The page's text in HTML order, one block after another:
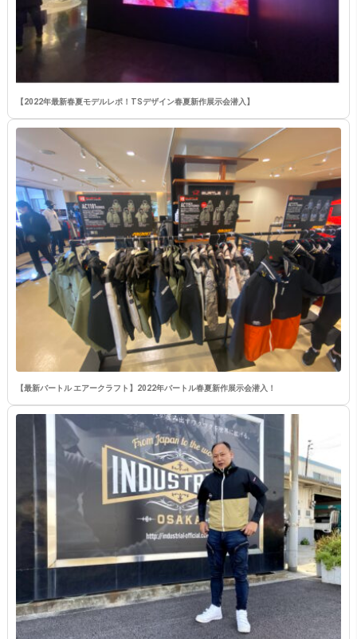
【2022年最新春夏モデルレポ！TSデザイン春夏新作展示会潜入】
【最新バートル エアークラフト】2022年バートル春夏新作展示会潜入！